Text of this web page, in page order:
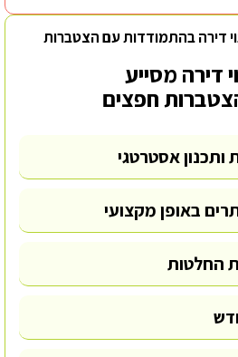
דירה בהתמודדות עם הצטברות
דירה מסייע
חפצים
אסטרטגי
באופן מקצועי
החלטות